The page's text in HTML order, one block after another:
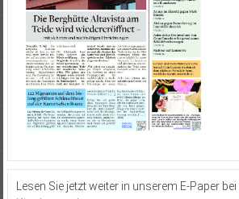
Lesen Sie jetzt weiter in unserem E-Paper bei